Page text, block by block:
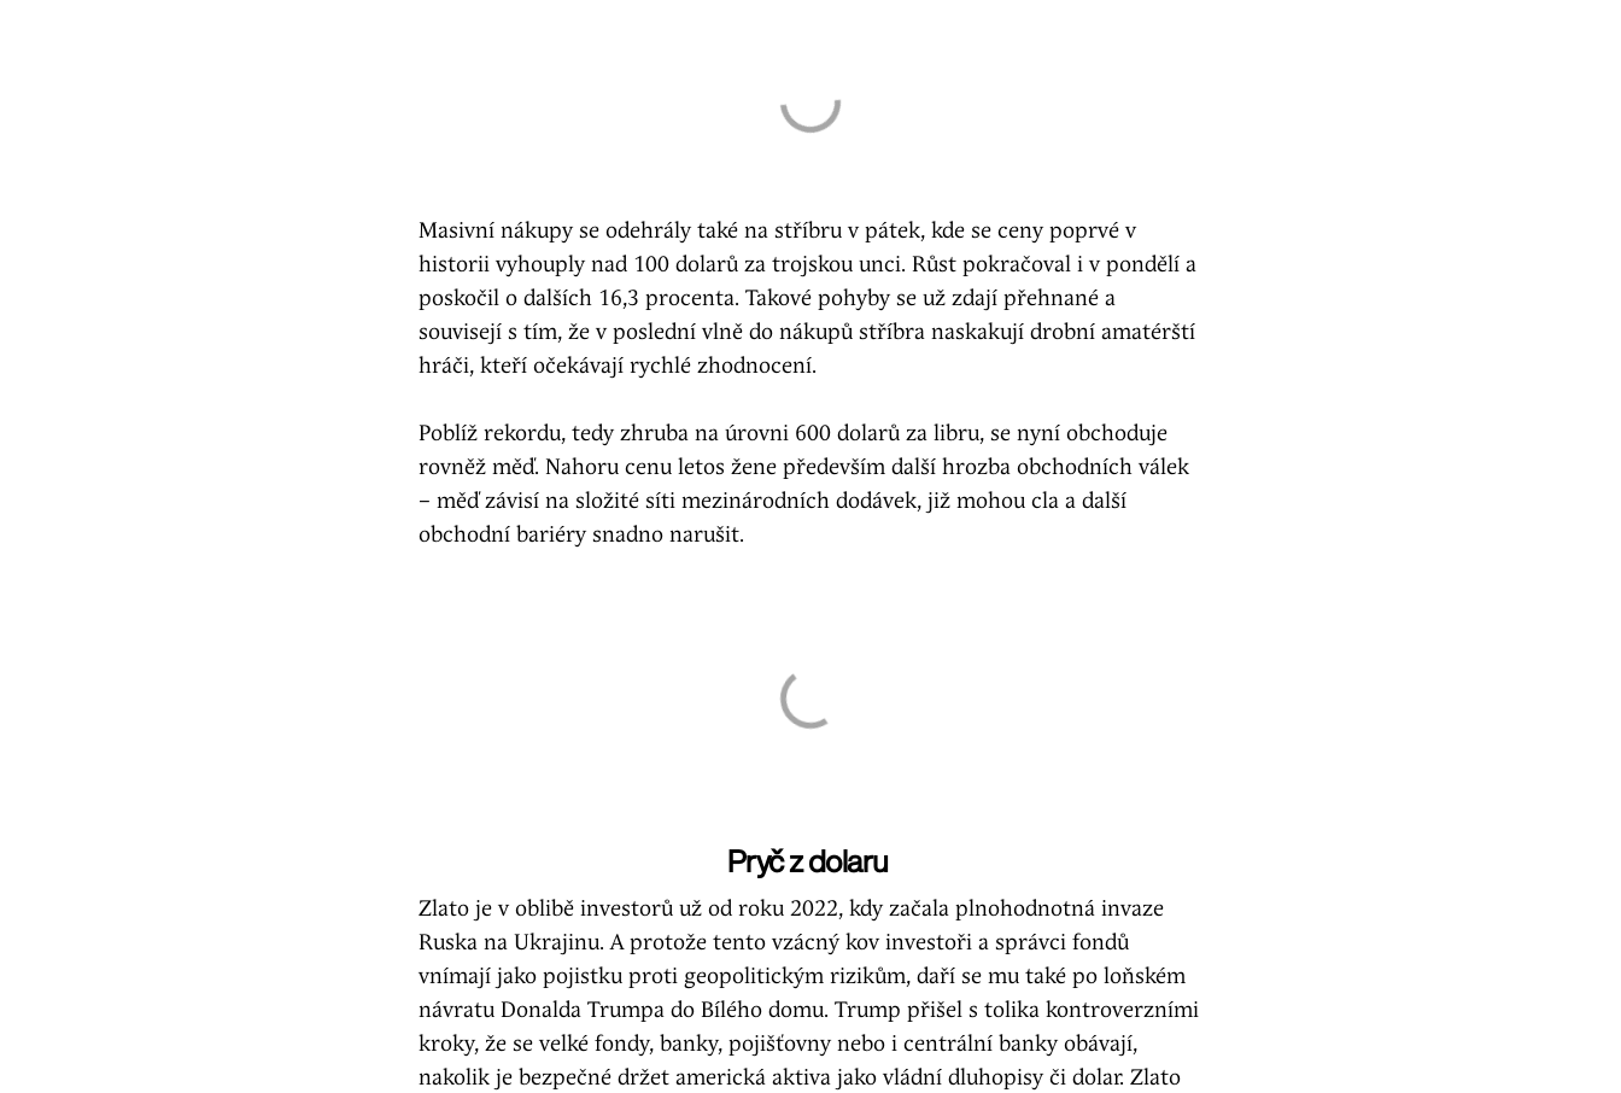
Masivní nákupy se odehrály také na stříbru v pátek, kde se ceny poprvé v
historii vyhouply nad 100 dolarů za trojskou unci. Růst pokračoval i v pondělí a
poskočil o dalších 16,3 procenta. Takové pohyby se už zdají přehnané a
souvisejí s tím, že v poslední vlně do nákupů stříbra naskakují drobní amatérští
hráči, kteří očekávají rychlé zhodnocení.
Poblíž rekordu, tedy zhruba na úrovni 600 dolarů za libru, se nyní obchoduje
rovněž měď. Nahoru cenu letos žene především další hrozba obchodních válek
– měď závisí na složité síti mezinárodních dodávek, již mohou cla a další
obchodní bariéry snadno narušit.
Pryč z dolaru
Zlato je v oblibě investorů už od roku 2022, kdy začala plnohodnotná invaze
Ruska na Ukrajinu. A protože tento vzácný kov investoři a správci fondů
vnímají jako pojistku proti geopolitickým rizikům, daří se mu také po loňském
návratu Donalda Trumpa do Bílého domu. Trump přišel s tolika kontroverzními
kroky, že se velké fondy, banky, pojišťovny nebo i centrální banky obávají,
nakolik je bezpečné držet americká aktiva jako vládní dluhopisy či dolar. Zlato